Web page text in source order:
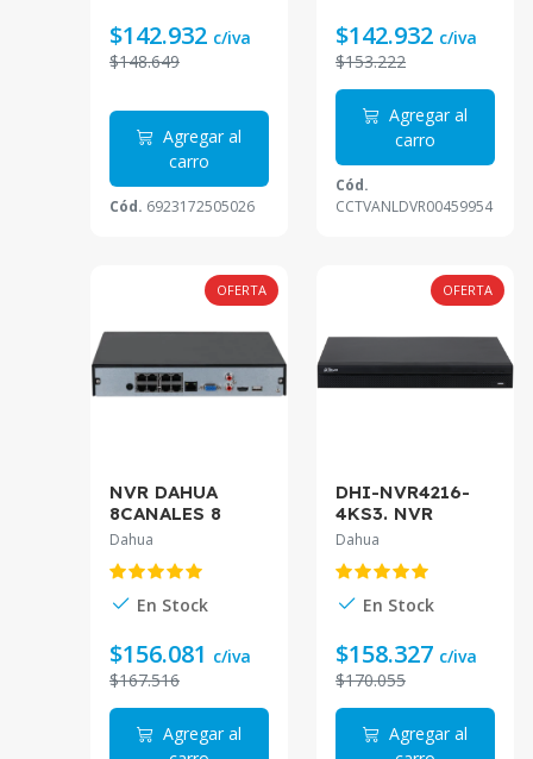
$142.932 c/iva
$148.649
Agregar al
carro
Cód. 6923172505026
$142.932 c/iva
$153.222
Agregar al
carro
Cód.
CCTVANLDVR00459954
OFERTA
NVR DAHUA
8CANALES 8
PUERTOS POE
NVR2108HS-8P-
4KS3
Dahua
En Stock
$156.081 c/iva
$167.516
Agregar al
OFERTA
DHI-NVR4216-
4KS3. NVR
Dahua 16
camaras hasta
12\tMP 2 HDD
soprota IA.
Dahua
En Stock
$158.327 c/iva
$170.055
Agregar al